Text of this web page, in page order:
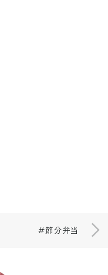
#節分弁当